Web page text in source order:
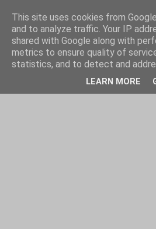
This site uses cookies from
and to analyze traffic. Your IP
shared with Google along with
metrics to ensure quality of
statistics, and to detect and
LEARN MORE